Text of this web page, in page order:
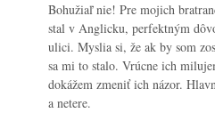
Bohužiaľ nie! Pre mojich
stal v Anglicku, perfektným
ulici. Myslia si, že ak by som
sa mi to stalo. Vrúcne ich
dokážem zmeniť ich názor.
a netere.